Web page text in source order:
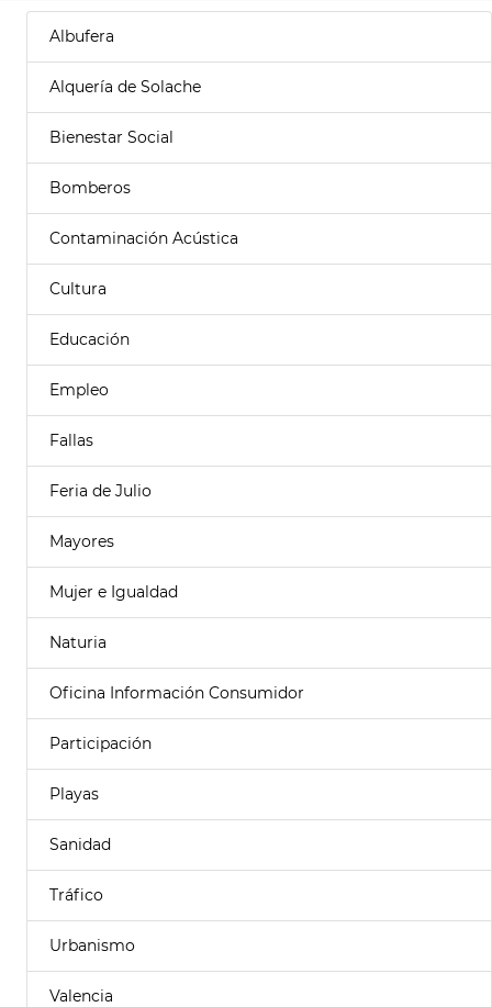
Albufera
Alquería de Solache
Bienestar Social
Bomberos
Contaminación Acústica
Cultura
Educación
Empleo
Fallas
Feria de Julio
Mayores
Mujer e Igualdad
Naturia
Oficina Información Consumidor
Participación
Playas
Sanidad
Tráfico
Urbanismo
Valencia